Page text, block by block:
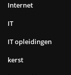
Internet
IT
IT opleidingen
kerst